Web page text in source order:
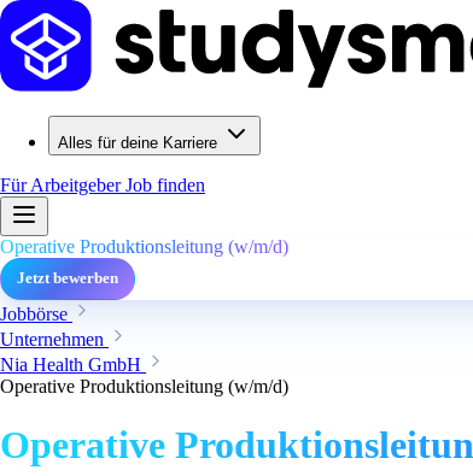
Alles für deine Karriere
Für ArbeitgeberJob finden
Operative Produktionsleitung (w/m/d)
Jetzt bewerben
Jobbörse
Unternehmen
Nia Health GmbH
Operative Produktionsleitung (w/m/d)
Operative